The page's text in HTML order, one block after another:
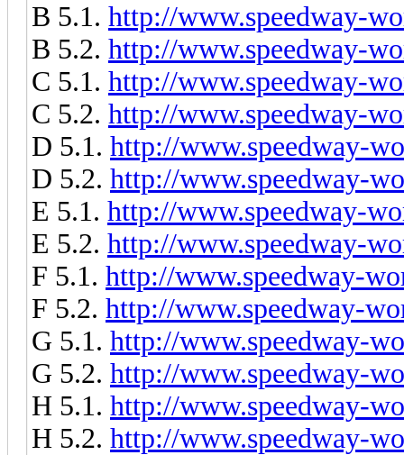
B 5.1. http://www.speedway-
B 5.2. http://www.speedway-
C 5.1. http://www.speedway-
C 5.2. http://www.speedway-
D 5.1. http://www.speedway-
D 5.2. http://www.speedway-
E 5.1. http://www.speedway-
E 5.2. http://www.speedway-
F 5.1. http://www.speedway-
F 5.2. http://www.speedway-
G 5.1. http://www.speedway-
G 5.2. http://www.speedway-
H 5.1. http://www.speedway-
H 5.2. http://www.speedway-